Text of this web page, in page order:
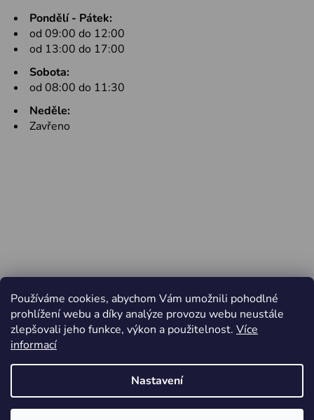
Používáme cookies, abychom Vám umožnili pohodlné
prohlížení webu a díky analýze provozu webu neustále
zlepšovali jeho funkce, výkon a použitelnost. Více
informací
Nastavení
Pondělí - Pátek:
od 09:00 do 12:00
od 13:00 do 17:00
Sobota:
od 08:00 do 11:30
Neděle:
Zavřeno
Vytvořil Shoptet